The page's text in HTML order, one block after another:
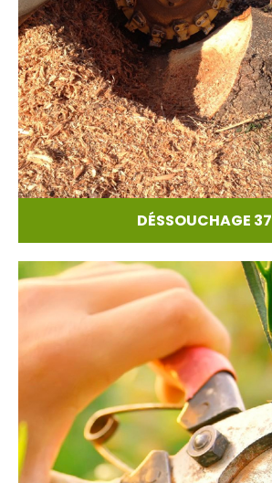
DÉSSOUCHAGE 37